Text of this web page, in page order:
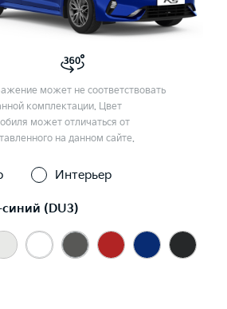
может не соответствовать
комплектации. Цвет
может отличаться от
на данном сайте.
Интерьер
(DU3)